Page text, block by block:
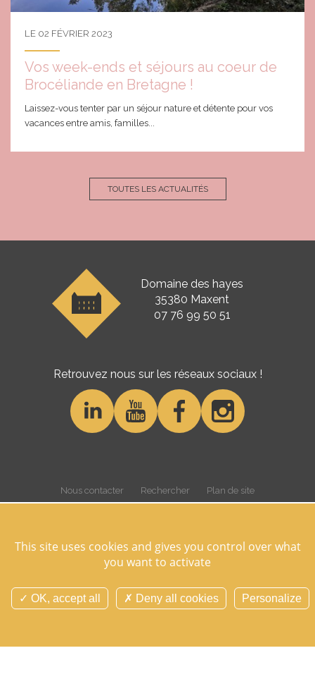
LE 02 FÉVRIER 2023
Vos week-ends et séjours au coeur de
Brocéliande en Bretagne !
Laissez-vous tenter par un séjour nature et détente pour vos
vacances entre amis, familles...
TOUTES LES ACTUALITÉS
Domaine des hayes
35380 Maxent
07 76 99 50 51
Retrouvez nous sur les réseaux sociaux !
Nous contacter Rechercher
Plan de site
Gestion des cookies
Cookies et données personnelles
©Domaine des Hayes 2026 Tous droits réservés -
This site uses cookies and gives you control over what
you want to activate
OK, accept all Deny all cookies Personalize